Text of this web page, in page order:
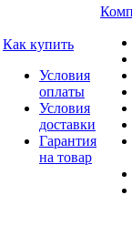
Как купить
Условия
оплаты
Условия
доставки
Гарантия
на товар